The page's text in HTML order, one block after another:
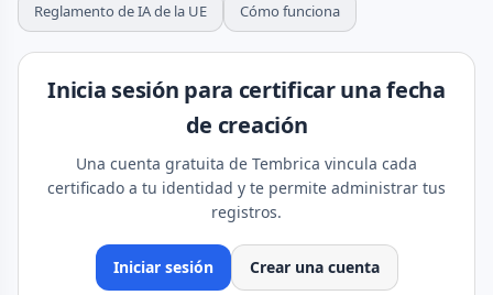
Reglamento de IA de la UE Cómo funciona
Inicia sesión para certificar una fecha
de creación
Una cuenta gratuita de Tembrica vincula cada
certificado a tu identidad y te permite administrar tus
registros.
Iniciar sesión Crear una cuenta